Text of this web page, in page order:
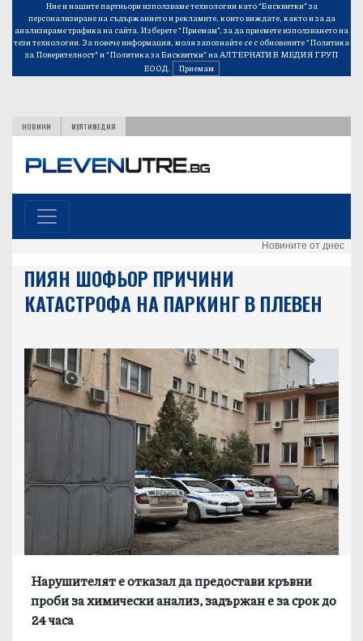
Ние и нашите партньори използваме технологии като “Бисквитки” за
персонализиране на съдържанието и рекламите, които виждате, както и за да
анализираме трафика на сайта. Изберете “Приемам”, за да приемете използването на
тези технологии. За повече информация, моля запознайте се с обновените“Политика
за Поверителност”и“Политика за Бисквитки”на АЛТЕРНАТИВ МЕДИЯ ГРУП
ЕООД.
Приемам
НОВИНИ МУЛТИМЕДИЯ
Новините от днес
ПИЯН ШОФЬОР ПРИЧИНИ
КАТАСТРОФА НА ПАРКИНГ В ПЛЕВЕН
Нарушителят е отказал да предостави кръвни
проби за химически анализ, задържан е за срок до
24 часа